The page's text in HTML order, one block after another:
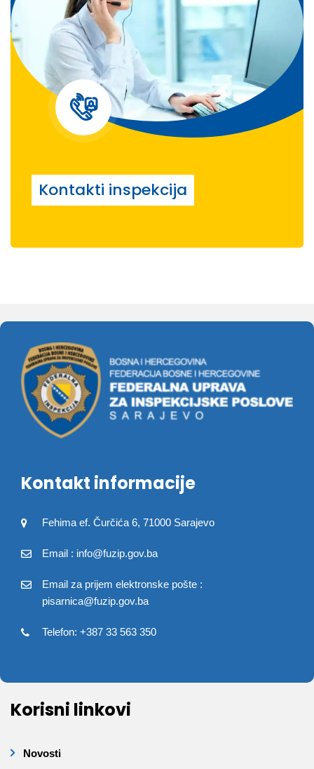
Kontakti inspekcija
Kontakt informacije
Fehima ef. Čurčića 6, 71000 Sarajevo
Email : info@fuzip.gov.ba
Email za prijem elektronske pošte :
pisarnica@fuzip.gov.ba
Telefon: +387 33 563 350
Korisni linkovi
Novosti